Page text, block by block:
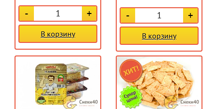
- +
В корзину
- +
В корзину